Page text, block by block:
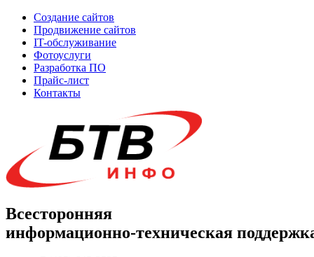
Создание сайтов
Продвижение сайтов
IT-обслуживание
Фотоуслуги
Разработка ПО
Прайс-лист
Контакты
Всесторонняя
информационно-техническая